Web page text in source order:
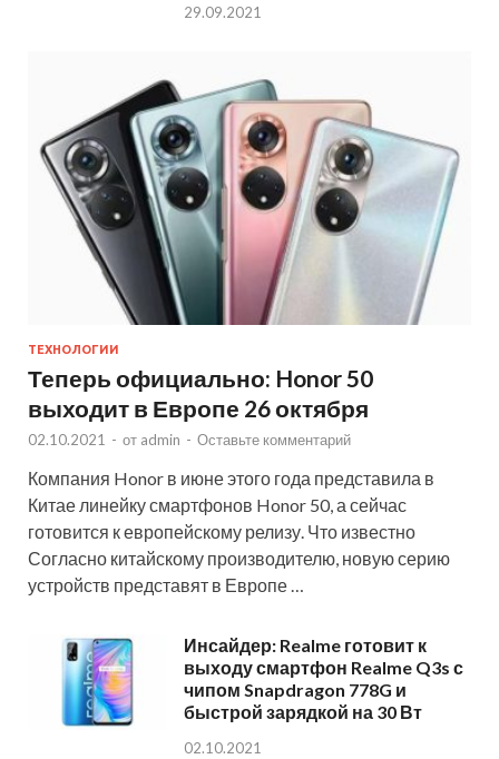
29.09.2021
ТЕХНОЛОГИИ
Теперь официально: Honor 50
выходит в Европе 26 октября
02.10.2021 - от admin - Оставьте комментарий
Компания Honor в июне этого года представила в
Китае линейку смартфонов Honor 50, а сейчас
готовится к европейскому релизу. Что известно
Согласно китайскому производителю, новую серию
устройств представят в Европе …
Инсайдер: Realme готовит к
выходу смартфон Realme Q3s с
чипом Snapdragon 778G и
быстрой зарядкой на 30 Вт
02.10.2021